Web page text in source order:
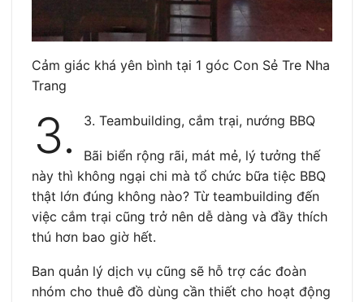
Cảm giác khá yên bình tại 1 góc Con Sẻ Tre Nha
Trang
3. 3. Teambuilding, cắm trại, nướng BBQ
Bãi biển rộng rãi, mát mẻ, lý tưởng thế
này thì không ngại chi mà tổ chức bữa tiệc BBQ
thật lớn đúng không nào? Từ teambuilding đến
việc cắm trại cũng trở nên dễ dàng và đầy thích
thú hơn bao giờ hết.
Ban quản lý dịch vụ cũng sẽ hỗ trợ các đoàn
nhóm cho thuê đồ dùng cần thiết cho hoạt động